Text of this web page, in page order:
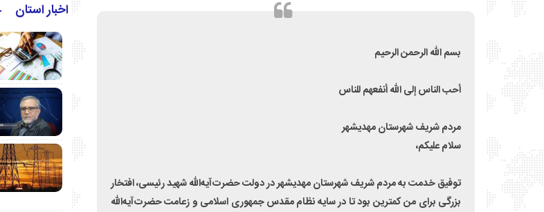
بسم الله الرحمن الرحیم
أحب الناس إلى الله أنفعهم للناس
مردم شریف شهرستان مهدیشهر
سلام علیکم،
توفیق خدمت به مردم شریف شهرستان مهدیشهر در دولت حضرت‌آیه‌الله شهید رئیسی، افتخار
بزرگی برای من کمترین بود تا در سایه نظام مقدس جمهوری اسلامی و زعامت حضرت‌آیه‌الله
اخبار استان